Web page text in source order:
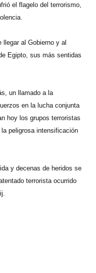
el flagelo del terrorismo,
al Gobierno y al
Egipto, sus más sentidas
un llamado a la
en la lucha conjunta
hoy los grupos terroristas
peligrosa intensificación
y decenas de heridos se
terrorista ocurrido